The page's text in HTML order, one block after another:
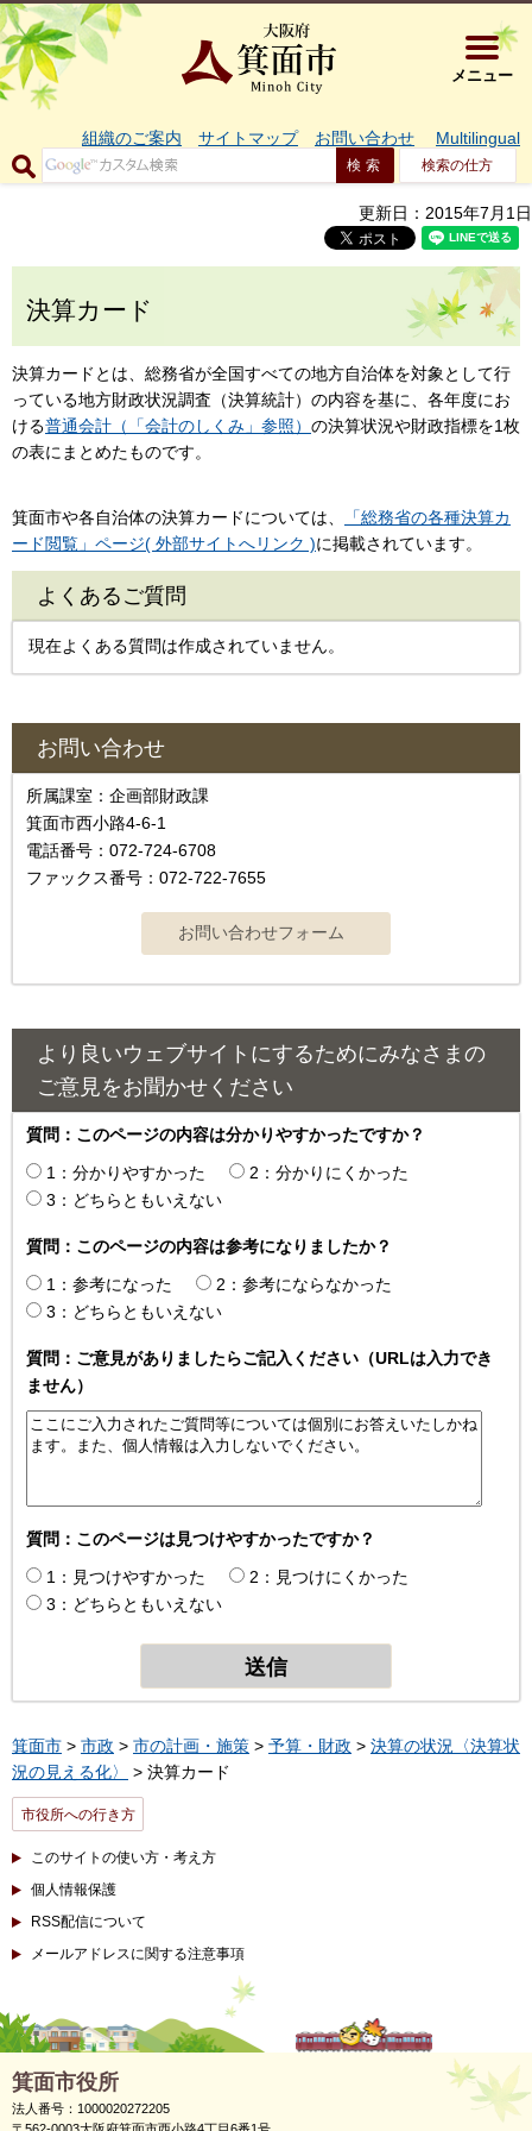
大阪府箕
メニュー
組織のご案内 サイトマップ お問い合わせ Multilingual
検索の仕方
更新日：2015年7月1日
決算カード
決算カードとは、総務省が全国すべての地方自治体を対象として行
っている地方財政状況調査（決算統計）の内容を基に、各年度にお
ける普通会計（「会計のしくみ」参照） の決算状況や財政指標を1枚
の表にまとめたものです。
箕面市や各自治体の決算カードについては、
「総務省の各種決算カ
ード閲覧」ページ( 外部サイトへリンク )に掲載されています。
よくあるご質問
現在よくある質問は作成されていません。
お問い合わせ
所属課室：企画部財政課
箕面市西小路4-6-1
電話番号：072-724-6708
ファックス番号：072-722-7655
より良いウェブサイトにするためにみなさまの
ご意見をお聞かせください
質問：このページの内容は分かりやすかったですか？
1：分かりやすかった
2：分かりにくかった
3：どちらともいえない
質問：このページの内容は参考になりましたか？
1：参考になった
2：参考にならなかった
3：どちらともいえない
質問：ご意見がありましたらご記入ください（URLは入力でき
ません）
質問：このページは見つけやすかったですか？
1：見つけやすかった
2：見つけにくかった
3：どちらともいえない
箕面市 > 市政 > 市の計画・施策 > 予算・財政 > 決算の状況〈決算状
況の見える化〉
> 決算カード
市役所への行き方
このサイトの使い方・考え方
個人情報保護
RSS配信について
メールアドレスに関する注意事項
箕面市役所
法人番号：1000020272205